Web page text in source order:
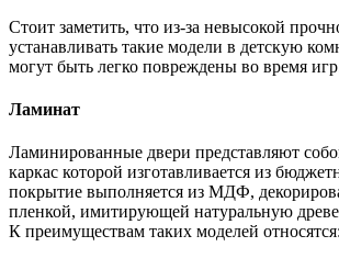
Стоит заметить, что из-за невысокой
устанавливать такие модели в детскую
могут быть легко повреждены во время
Ламинат
Ламинированные двери представляют
каркас которой изготавливается из
покрытие выполняется из МДФ,
пленкой, имитирующей натуральную
К преимуществам таких моделей относятся: